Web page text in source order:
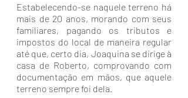
Estabelecendo-se naquele terreno há
mais de 20 anos, morando com seus
familiares, pagando os tributos e
impostos do local de maneira regular
até que, certo dia, Joaquina se dirige à
casa de Roberto, comprovando com
documentação em mãos, que aquele
terreno sempre foi dela.